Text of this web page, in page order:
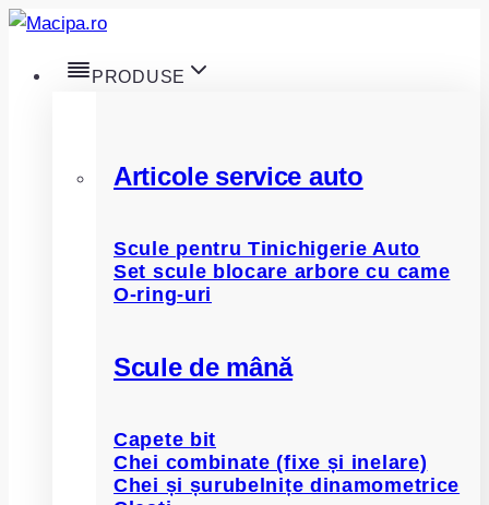
Skip
content
PRODUSE
Articole service auto
Scule pentru Tinichigerie Auto
Set scule blocare arbore cu came
O-ring-uri
Scule de mână
Capete bit
Chei combinate (fixe și inelare)
Chei și șurubelnițe dinamometrice